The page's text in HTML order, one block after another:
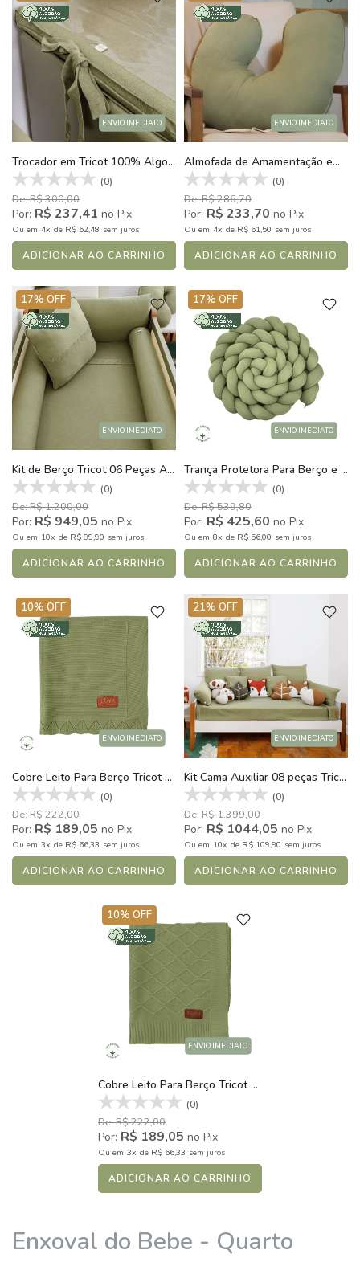
ENVIO IMEDIATO
Trocador em Tricot 100% Algodão Sustentável Verde Cactus
(0)
De: R$ 300,00
Por: R$ 237,41 no Pix
Ou em 4x de R$ 62,48 sem juros
ADICIONAR AO CARRINHO
ENVIO IMEDIATO
Almofada de Amamentação em Tricot 100% Algodão Sustentável Verde Cactus
(0)
De: R$ 286,70
Por: R$ 233,70 no Pix
Ou em 4x de R$ 61,50 sem juros
ADICIONAR AO CARRINHO
ENVIO IMEDIATO
17% OFF
Kit de Berço Tricot 06 Peças Algodão Forest Verde Cactus
(0)
De: R$ 1.200,00
Por: R$ 949,05 no Pix
Ou em 10x de R$ 99,90 sem juros
ADICIONAR AO CARRINHO
ENVIO IMEDIATO
17% OFF
Trança Protetora Para Berço e Cama Tricot Algodão Verde Cactus
(0)
De: R$ 539,80
Por: R$ 425,60 no Pix
Ou em 8x de R$ 56,00 sem juros
ADICIONAR AO CARRINHO
ENVIO IMEDIATO
10% OFF
Cobre Leito Para Berço Tricot Algodão Forest Verde Cactus
(0)
De: R$ 222,00
Por: R$ 189,05 no Pix
Ou em 3x de R$ 66,33 sem juros
ADICIONAR AO CARRINHO
ENVIO IMEDIATO
21% OFF
Kit Cama Auxiliar 08 peças Tricot Algodão Forest Verde Cactus
(0)
De: R$ 1.399,00
Por: R$ 1044,05 no Pix
Ou em 10x de R$ 109,90 sem juros
ADICIONAR AO CARRINHO
ENVIO IMEDIATO
10% OFF
Cobre Leito Para Berço Tricot Algodão Cozy Cottage Verde Cactus
(0)
De: R$ 222,00
Por: R$ 189,05 no Pix
Ou em 3x de R$ 66,33 sem juros
ADICIONAR AO CARRINHO
Enxoval do Bebe - Quarto